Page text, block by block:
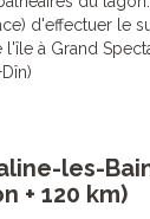
d'effectuer le
à Grand
les-
+ 120 km)